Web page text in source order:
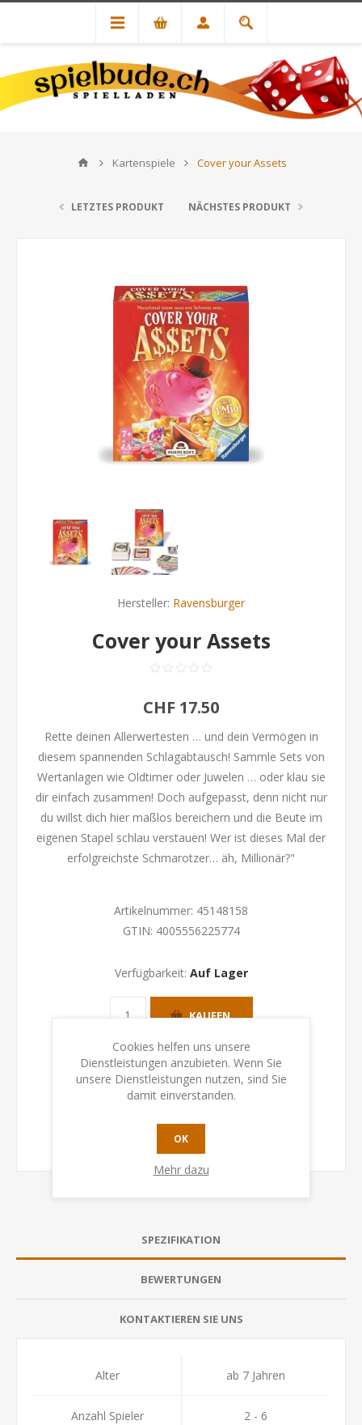
Kartenspiele Cover your Assets
LETZTES PRODUKT NÄCHSTES PRODUKT
Hersteller: Ravensburger
Cover your Assets
CHF 17.50
Rette deinen Allerwertesten … und dein Vermögen in
diesem spannenden Schlagabtausch! Sammle Sets von
Wertanlagen wie Oldtimer oder Juwelen … oder klau sie
dir einfach zusammen! Doch aufgepasst, denn nicht nur
du willst dich hier maßlos bereichern und die Beute im
eigenen Stapel schlau verstauen! Wer ist dieses Mal der
erfolgreichste Schmarotzer… äh, Millionär?"
Artikelnummer: 45148158
GTIN: 4005556225774
Verfügbarkeit: Auf Lager
KAUFEN
SPEZIFIKATION
BEWERTUNGEN
KONTAKTIEREN SIE UNS
Alter ab 7 Jahren
Anzahl Spieler 2 - 6
Cookies helfen uns unsere
Dienstleistungen anzubieten. Wenn Sie
unsere Dienstleistungen nutzen, sind Sie
damit einverstanden.
OK
Mehr dazu